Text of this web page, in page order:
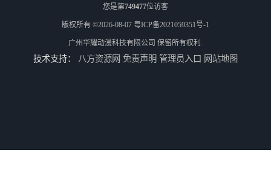
您是第749477位访客
版权所有 ©2026-08-07 粤ICP备2021059351号-1
广州华耀动漫科技有限公司 保留所有权利.
技术支持： 八方资源网 免责声明 管理员入口 网站地图